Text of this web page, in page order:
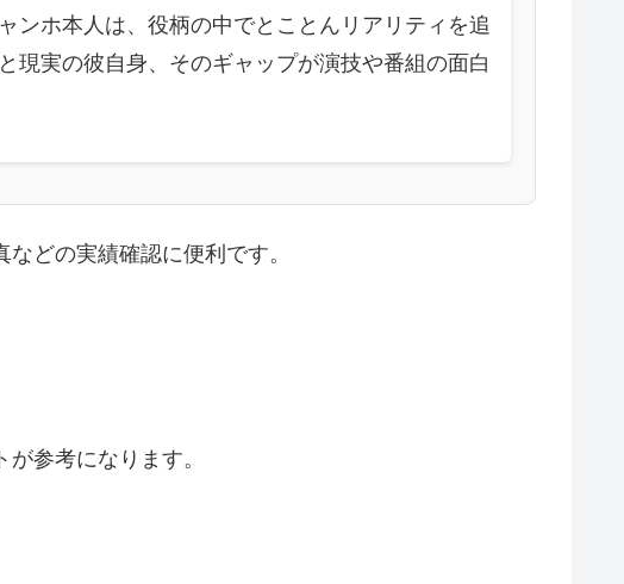
ンホ本人は、役柄の中でとことんリアリティを追
現実の彼自身、そのギャップが演技や番組の面白
どの実績確認に便利です。
参考になります。